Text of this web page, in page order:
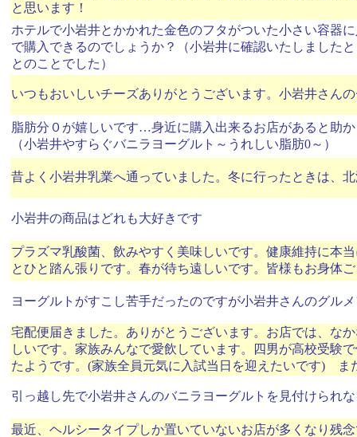
と思います！
ホテルで小岩井とかかれた金色のフタがついた小さい容器
で購入できるのでしょうか？（小岩井に確認いたしました
とのことでした）
いつもおいしいチーズありがとうございます。小岩井さん
脂肪分０が嬉しいです…身近に購入出来るお店があると助
（小岩井やすらぐバニラヨーグルト～うれしい脂肪0～）
昔よく小岩井乳業へ通っていました。冬に行ったときは、
小岩井の商品はどれも大好きです
プラズマ乳酸菌、飲みやすく美味しいです。健康維持に本
とひと踏ん張りです。春が待ち遠しいです。皆様もお身体
ヨーグルトがすこし苦手だったのですが小岩井さんのグル
宅配便届きました。ありがとうございます。お店では、な
しいです。家族みんなで愛飲しています。四男が高校受験
たようです。(家族全員元気に入試当日を迎えたいです)
引っ越し先で小岩井さんのバニラヨーグルトを見付けられ
最近、ヘルシータイプしか置いていないお店が多くなり残